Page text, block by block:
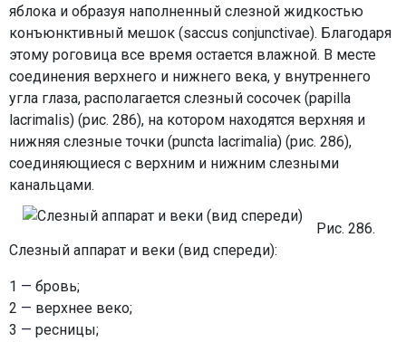
яблока и образуя наполненный слезной жидкостью
конъюнктивный мешок (saccus conjunctivae). Благодаря
этому роговица все время остается влажной. В месте
соединения верхнего и нижнего века, у внутреннего
угла глаза, располагается слезный сосочек (papilla
lacrimalis) (рис. 286), на котором находятся верхняя и
нижняя слезные точки (puncta lacrimalia) (рис. 286),
соединяющиеся с верхним и нижним слезными
канальцами.
Рис. 286.
Слезный аппарат и веки (вид спереди):
1 — бровь;
2 — верхнее веко;
3 — ресницы;